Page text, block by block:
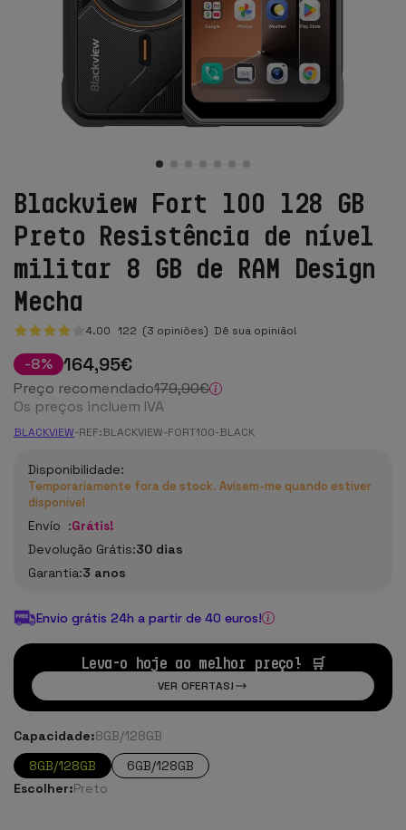
Blackview Fort 100 128 GB
Preto Resistência de nível
militar 8 GB de RAM Design
Mecha
4.00 122 (3 opiniões) Dê sua opinião!
-8% 164,95€
Preço recomendado179,90€
Os preços incluem IVA
BLACKVIEW-REF:BLACKVIEW-FORT100-BLACK
Disponibilidade:
Temporariamente fora de stock. Avisem-me quando estiver
disponível
Envío :Grátis!
Devolução Grátis:30 dias
Garantia:3 anos
Envio grátis 24h a partir de 40 euros!
Leva-o hoje ao melhor preço! 🛒
VER OFERTAS!
Capacidade:8GB/128GB
8GB/128GB
6GB/128GB
Escolher:Preto